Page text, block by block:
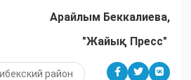
Арайлым Беккалиева,
"Жайық Пресс"
район